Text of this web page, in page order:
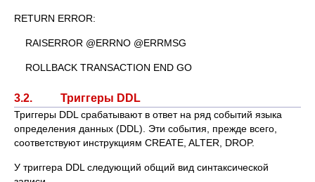
RETURN ERROR:
RAISERROR @ERRNO @ERRMSG
ROLLBACK TRANSACTION END GO
3.2. Триггеры DDL
Триггеры DDL срабатывают в ответ на ряд событий языка
определения данных (DDL). Эти события, прежде всего,
соответствуют инструкциям CREATE, ALTER, DROP.
У триггера DDL следующий общий вид синтаксической